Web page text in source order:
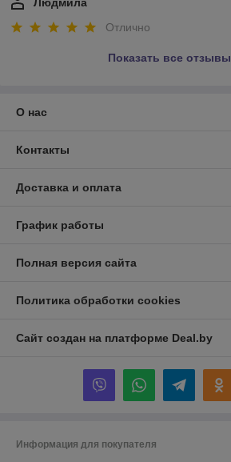
Отлично
Показать все отзывы
О нас
Контакты
Доставка и оплата
График работы
Полная версия сайта
Политика обработки cookies
Сайт создан на платформе Deal.by
Информация для покупателя